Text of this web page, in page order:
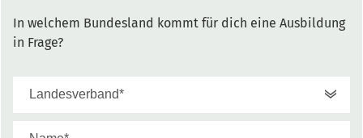
In welchem Bundesland kommt für dich eine Ausbildung
in Frage?